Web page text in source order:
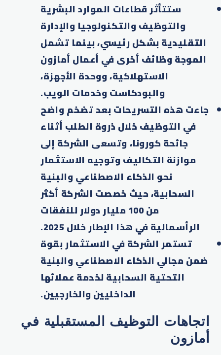
ستتأثر قطاعات الموارد البشرية
والتوظيف والتكنولوجيا والإدارة
التقليدية بشكل رئيسي، بينما تشمل
الموجة وظائف أخرى في أعمال أمازون
الاستهلاكية، ووحدة الأجهزة،
والبودكاست وخدمات الويب.​
جاءت هذه التسريحات بعد تضخم واضح
في التوظيف خلال ذروة الطلب أثناء
جائحة كورونا، وتسعى الشركة إلى
موازنة التكاليف وتوجيه الاستثمار
نحو الذكاء الاصطناعي والبنية
السحابية، حيث خصصت الشركة أكثر
من 100 مليار دولار للنفقات
الرأسمالية في هذا الإطار خلال 2025.​
تستمر الشركة في الاستثمار بقوة
ضمن مجالي الذكاء الاصطناعي والبنية
التحتية السحابية لخدمة عملائها
الداخليين والخارجيين.​
اتجاهات التوظيف المستقبلية في
أمازون